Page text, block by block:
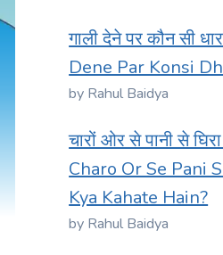
गाली देने पर कौन सी
Dene Par Konsi
by Rahul Baidya
चारों ओर से पानी से
Charo Or Se Pani
Kya Kahate Hain?
by Rahul Baidya